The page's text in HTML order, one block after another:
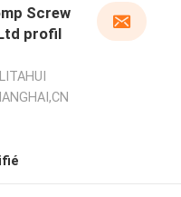
Screw
profil